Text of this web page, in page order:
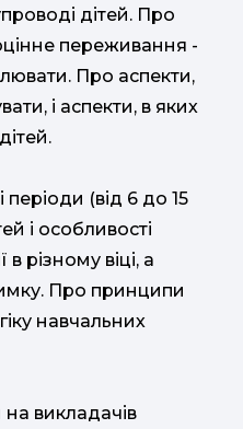
дітей. Про
переживання -
Про аспекти,
і аспекти, в яких
(від 6 до 15
і особливості
різному віці, а
Про принципи
навчальних
викладачів